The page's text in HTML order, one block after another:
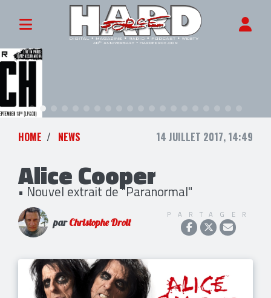
HOME NEWS 14 JUILLET 2017, 14:49
Alice Cooper
• Nouvel extrait de "Paranormal"
parChristophe Droit
PARTAGER